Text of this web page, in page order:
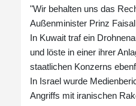
"Wir behalten uns das
Außenminister Prinz
In Kuwait traf ein
und löste in einer ihrer
staatlichen Konzerns
In Israel wurde
Angriffs mit iranischen